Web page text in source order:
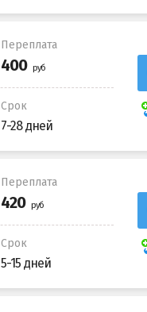
Переплата
Срок
7-28 дней
Переплата
Срок
5-15 дней